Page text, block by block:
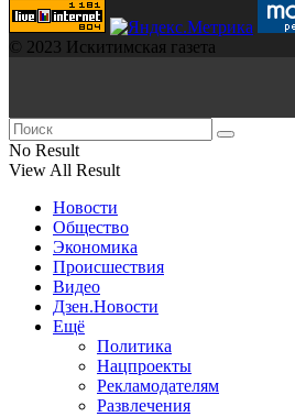
© 2023 Искитимская газета
No Result
View All Result
Новости
Общество
Экономика
Происшествия
Видео
Дзен.Новости
Ещё
Политика
Нацпроекты
Рекламодателям
Развлечения